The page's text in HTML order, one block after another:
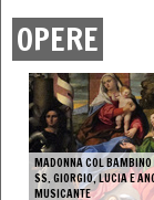
OPERE
MADONNA COL BAMBINO
SS. GIORGIO, LUCIA E
MUSICANTE